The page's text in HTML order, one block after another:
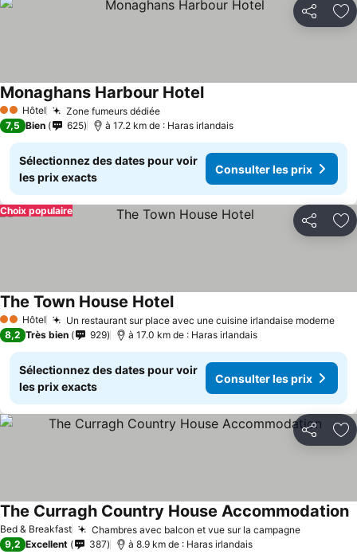
Partager
2 Étoiles
Hôtel Zone fumeurs dédiée
Monaghans Harbour Hotel
7,5 Bien 625 à 17.2 km de : Haras irlandais
Sélectionnez des dates pour voir
les prix exacts
Consulter les prix
Partager
Choix populaire
2 Étoiles
Hôtel Un restaurant sur place avec une cuisine irlandaise moderne
The Town House Hotel
8,2 Très bien 929 à 17.0 km de : Haras irlandais
Sélectionnez des dates pour voir
les prix exacts
Consulter les prix
Partager
Bed & Breakfast Chambres avec balcon et vue sur la campagne
The Curragh Country House Accommodation
9,2 Excellent 387 à 8.9 km de : Haras irlandais